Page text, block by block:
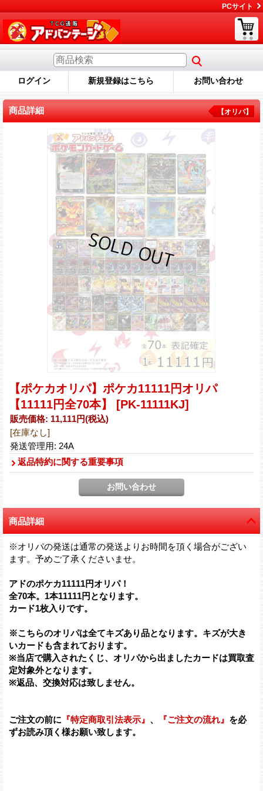
PCサイト
ログイン 新規登録はこちら お問い合わせ
商品詳細 【オリパ】
【ポケカオリパ】ポケカ11111円オリパ
【11111円全70本】 [PK-11111KJ]
販売価格: 11,111円(税込)
[在庫なし]
発送管理用: 24A
返品特約に関する重要事項
商品詳細
※オリパの発送は通常の発送よりお時間を頂く場合がござい
ます。予めご了承くださいませ。
アドのポケカ11111円オリパ！
全70本。1本11111円となります。
カード1枚入りです。
※こちらのオリパは全てキズあり品となります。キズが大き
いカードも含まれております。
※当店で購入されたくじ、オリパから出ましたカードは買取査
定対象外となります。
※返品、交換対応は致しません。
ご注文の前に 『特定商取引法表示』 、 『ご注文の流れ』 を必
ずお読み頂く様お願い致します。